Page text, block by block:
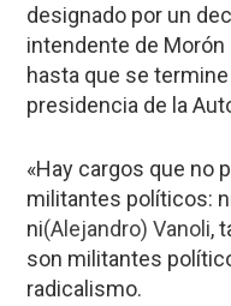
designado por un
intendente de
hasta que se
presidencia de la
«Hay cargos que no
militantes políticos:
ni(Alejandro) Vanoli,
son militantes
radicalismo.